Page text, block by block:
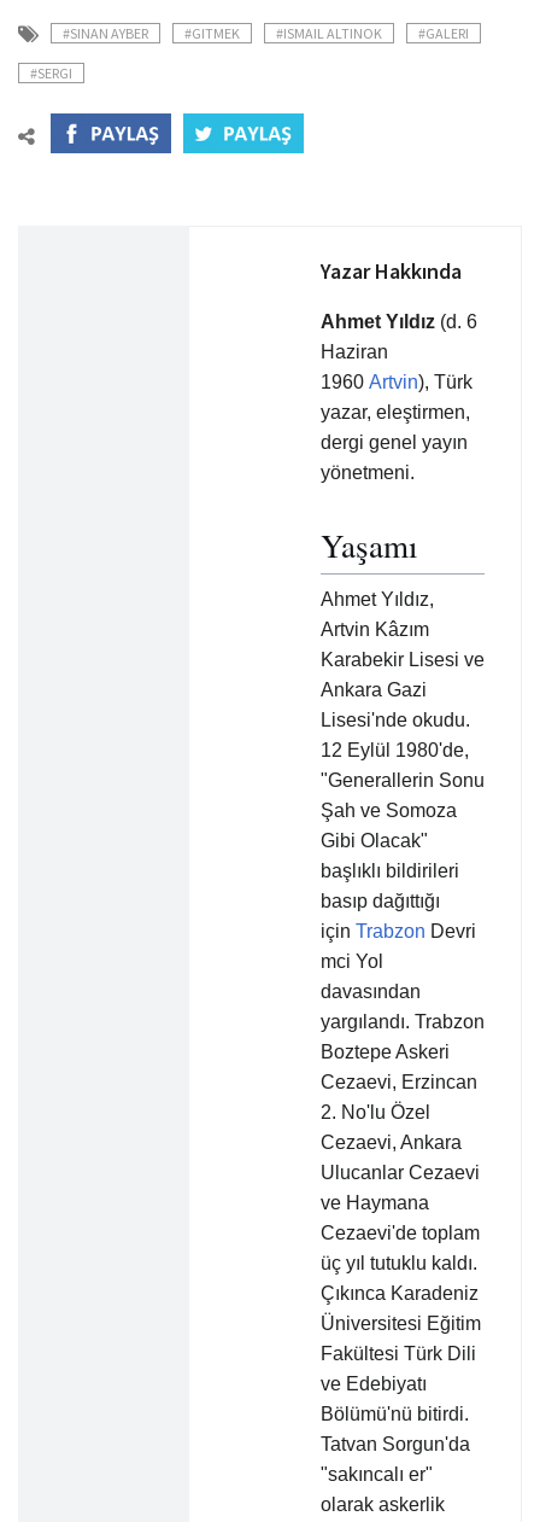
#SINAN AYBER #GITMEK #ISMAIL ALTINOK #GALERI
#SERGI
Yazar Hakkında
Ahmet Yıldız (d. 6
Haziran
1960 Artvin), Türk
yazar, eleştirmen,
dergi genel yayın
yönetmeni.
Yaşamı
Ahmet Yıldız,
Artvin Kâzım
Karabekir Lisesi ve
Ankara Gazi
Lisesi'nde okudu.
12 Eylül 1980'de,
"Generallerin Sonu
Şah ve Somoza
Gibi Olacak"
başlıklı bildirileri
basıp dağıttığı
için Trabzon Devri
mci Yol
davasından
yargılandı. Trabzon
Boztepe Askeri
Cezaevi, Erzincan
2. No'lu Özel
Cezaevi, Ankara
Ulucanlar Cezaevi
ve Haymana
Cezaevi'de toplam
üç yıl tutuklu kaldı.
Çıkınca Karadeniz
Üniversitesi Eğitim
Fakültesi Türk Dili
ve Edebiyatı
Bölümü'nü bitirdi.
Tatvan Sorgun'da
"sakıncalı er"
olarak askerlik